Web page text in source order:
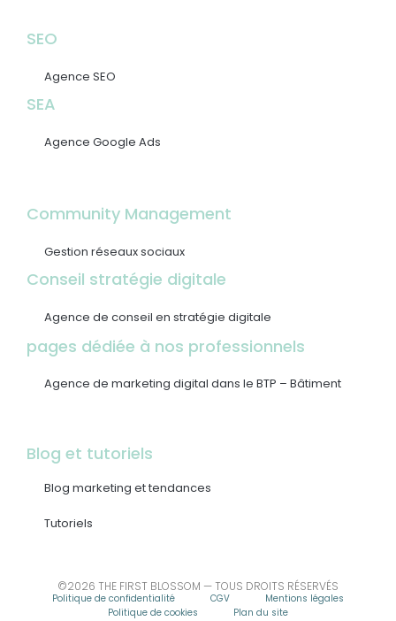
SEO
Agence SEO
SEA
Agence Google Ads
Community Management
Gestion réseaux sociaux
Conseil stratégie digitale
Agence de conseil en stratégie digitale
pages dédiée à nos professionnels
Agence de marketing digital dans le BTP – Bâtiment
Blog et tutoriels
Blog marketing et tendances
Tutoriels
©2026 THE FIRST BLOSSOM — TOUS DROITS RÉSERVÉS
Politique de confidentialité CGV
Mentions légales
Politique de cookies
Plan du site